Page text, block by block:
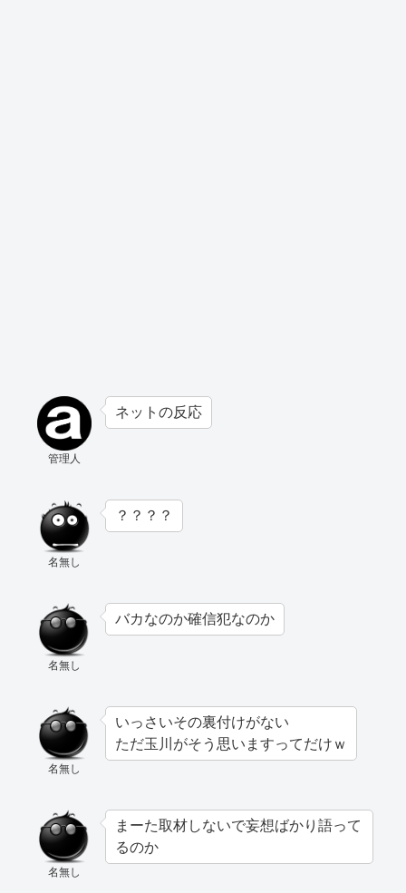
管理人
ネットの反応
名無し
？？？？
名無し
バカなのか確信犯なのか
名無し
いっさいその裏付けがない
ただ玉川がそう思いますってだけｗ
名無し
まーた取材しないで妄想ばかり語って
るのか